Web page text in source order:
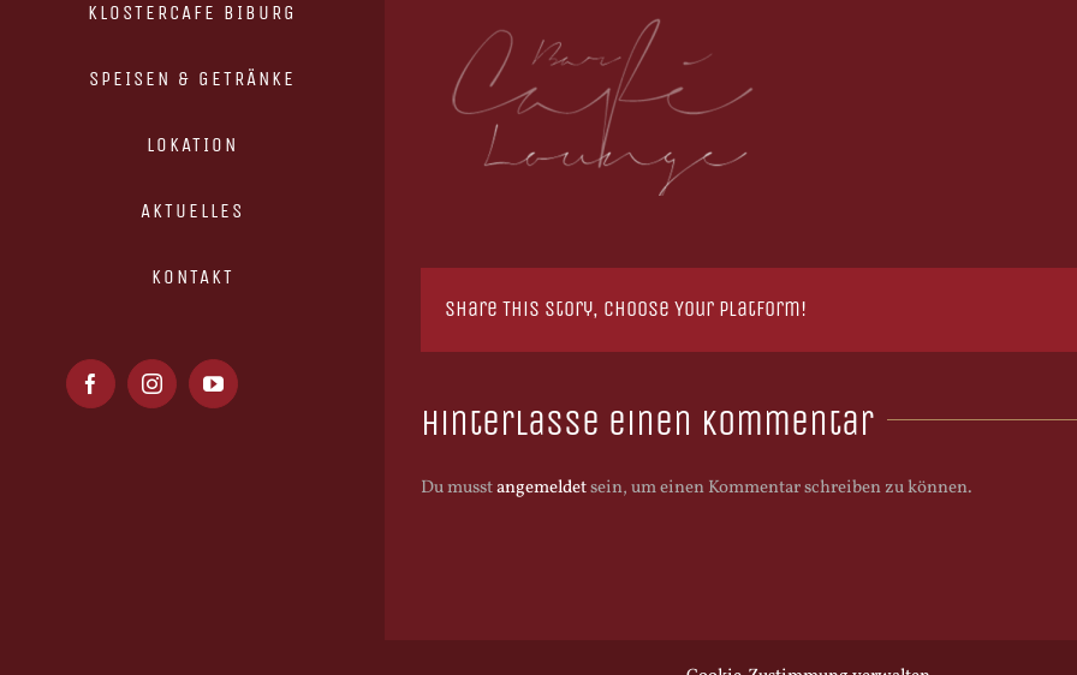
KLOSTERCAFE BIBURG
SPEISEN & GETRÄNKE
LOKATION
AKTUELLES
KONTAKT
FacebookInstagramYouTube
Share This Story, Choose Your Platform!
Hinterlasse einen Kommentar
Du musstangemeldetsein, um einen Kommentar schreiben zu können.